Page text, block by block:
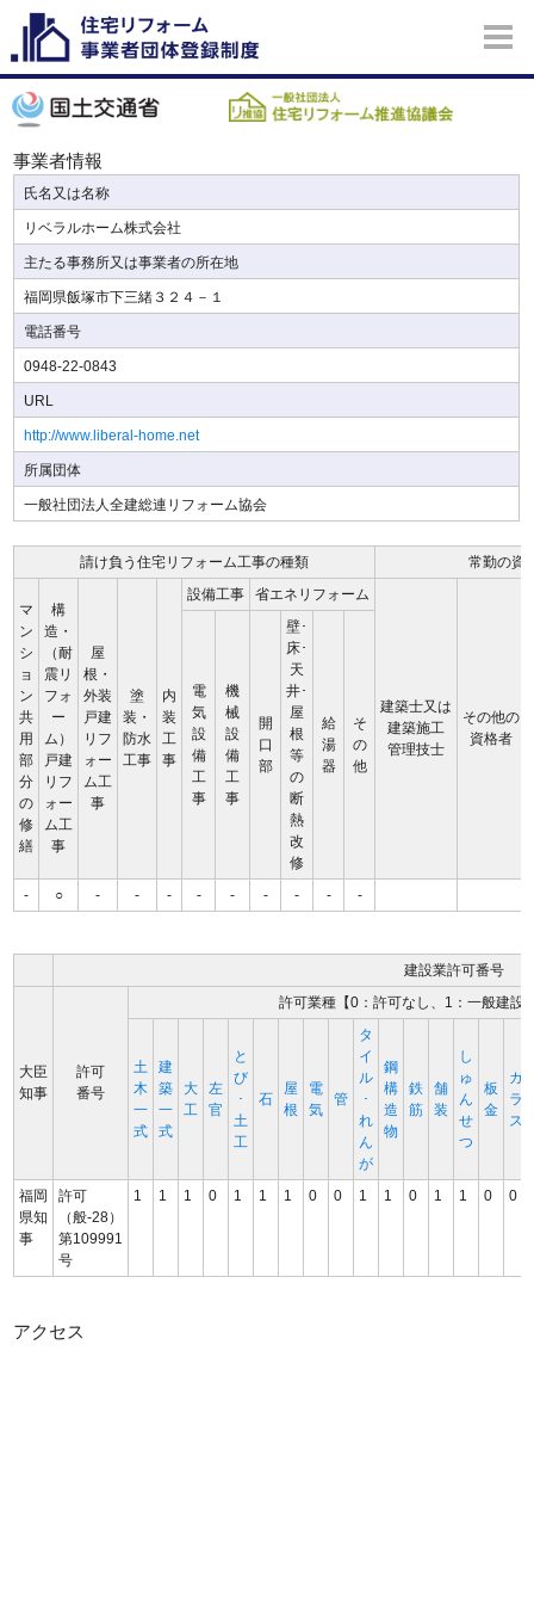
事業者情報
氏名又は名称
リベラルホーム株式会社
主たる事務所又は事業者の所在地
福岡県飯塚市下三緒３２４－１
電話番号
0948-22-0843
URL
http://www.liberal-home.net
所属団体
一般社団法人全建総連リフォーム協会
請け負う住宅リフォーム工事の種類 常勤の資
マ
ン
シ
ョ
ン
共
用
部
分
の
修
繕
構
造・
（耐
震リ
フォ
ー
ム）
戸建
リフ
ォー
ム工
事
屋
根・
外装
戸建
リフ
ォー
ム工
事
塗
装・
防水
工事
内
装
工
事
設備工事 省エネリフォーム
建築士又は
建築施工
管理技士
その他の
資格者
電
気
設
備
工
事
機
械
設
備
工
事
開
口
部
壁･
床･
天
井･
屋
根
等
の
断
熱
改
修
給
湯
器
そ
の
他
- ○ - - - - - - - - -
建設業許可番号
大臣
知事
許可
番号
許可業種【0：許可なし、1：一般建設
土
木
一
式
建
築
一
式
大
工
左
官
と
び
･
土
工
石
屋
根
電
気
管
タ
イ
ル
･
れ
ん
が
鋼
構
造
物
鉄
筋
舗
装
し
ゅ
ん
せ
つ
板
金
ガ
ラ
ス
福岡
県知
事
許可
（般-28）
第109991
号
1 1 1 0 1 1 1 0 0 1 1 0 1 1 0 0
アクセス